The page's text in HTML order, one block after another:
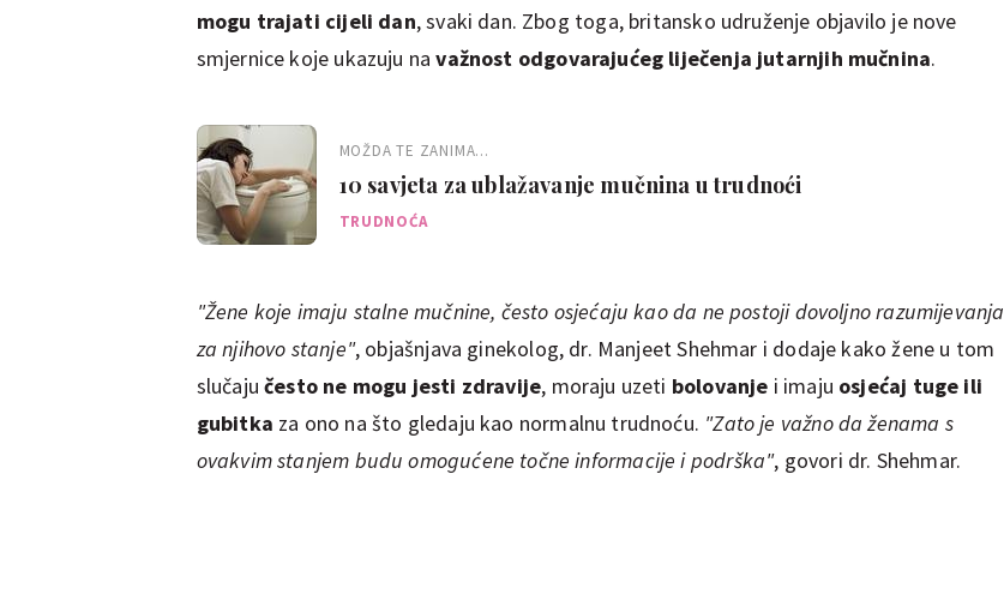
mogu trajati cijeli dan, svaki dan. Zbog toga, britansko udruženje objavilo je nove
smjernice koje ukazuju navažnost odgovarajućeg liječenja jutarnjih mučnina.
MOŽDA TE ZANIMA...
10 savjeta za ublažavanje mučnina u trudnoći
TRUDNOĆA
"Žene koje imaju stalne mučnine, često osjećaju kao da ne postoji dovoljno razumijevanja
za njihovo stanje", objašnjava ginekolog, dr. Manjeet Shehmar i dodaje kako žene u tom
slučajučesto ne mogu jesti zdravije, moraju uzeti bolovanje i imaju osjećaj tuge ili
gubitka za ono na što gledaju kao normalnu trudnoću. "Zato je važno da ženama s
ovakvim stanjem budu omogućene točne informacije i podrška", govori dr. Shehmar.